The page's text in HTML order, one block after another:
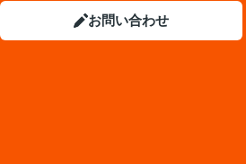
お問い合わせ